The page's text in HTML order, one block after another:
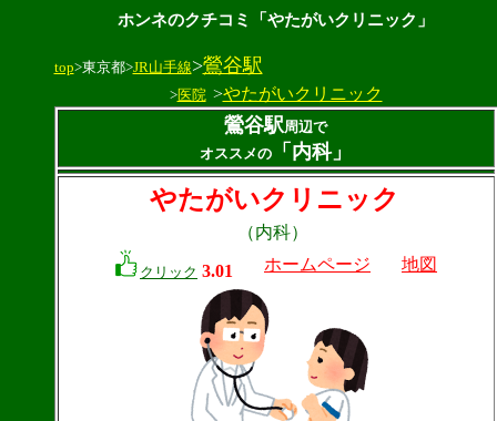
ホンネのクチコミ「やたがいクリニック」
top>東京都>JR山手線>鶯谷駅
>医院 >やたがいクリニック
鶯谷駅周辺で
オススメの
「内科」
やたがいクリニック
（内科）
クリック 3.01 ホームページ 地図